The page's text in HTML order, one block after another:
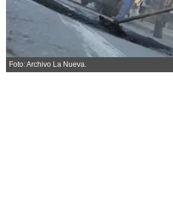
libre
Tecnología
Turismo
Salud
Es viral
El tiempo
Foto: Archivo La Nueva.